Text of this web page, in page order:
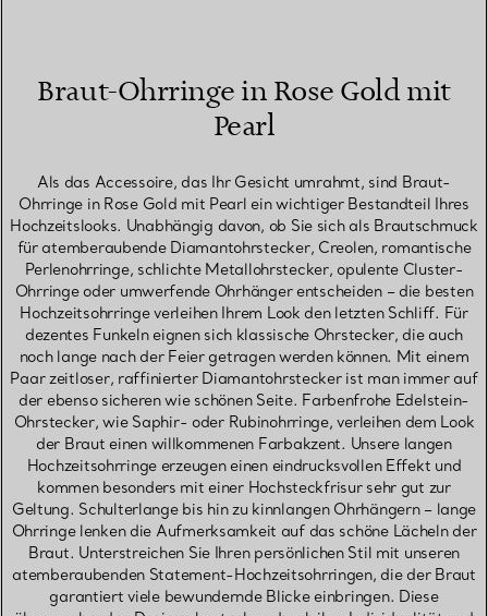
Braut-Ohrringe in Rose Gold mit
Pearl
Als das Accessoire, das Ihr Gesicht umrahmt, sind Braut-
Ohrringe in Rose Gold mit Pearl ein wichtiger Bestandteil Ihres
Hochzeitslooks. Unabhängig davon, ob Sie sich als Brautschmuck
für atemberaubende Diamantohrstecker, Creolen, romantische
Perlenohrringe, schlichte Metallohrstecker, opulente Cluster-
Ohrringe oder umwerfende Ohrhänger entscheiden – die besten
Hochzeitsohrringe verleihen Ihrem Look den letzten Schliff. Für
dezentes Funkeln eignen sich klassische Ohrstecker, die auch
noch lange nach der Feier getragen werden können. Mit einem
Paar zeitloser, raffinierter Diamantohrstecker ist man immer auf
der ebenso sicheren wie schönen Seite. Farbenfrohe Edelstein-
Ohrstecker, wie Saphir- oder Rubinohrringe, verleihen dem Look
der Braut einen willkommenen Farbakzent. Unsere langen
Hochzeitsohrringe erzeugen einen eindrucksvollen Effekt und
kommen besonders mit einer Hochsteckfrisur sehr gut zur
Geltung. Schulterlange bis hin zu kinnlangen Ohrhängern – lange
Ohrringe lenken die Aufmerksamkeit auf das schöne Lächeln der
Braut. Unterstreichen Sie Ihren persönlichen Stil mit unseren
atemberaubenden Statement-Hochzeitsohrringen, die der Braut
garantiert viele bewundernde Blicke einbringen. Diese